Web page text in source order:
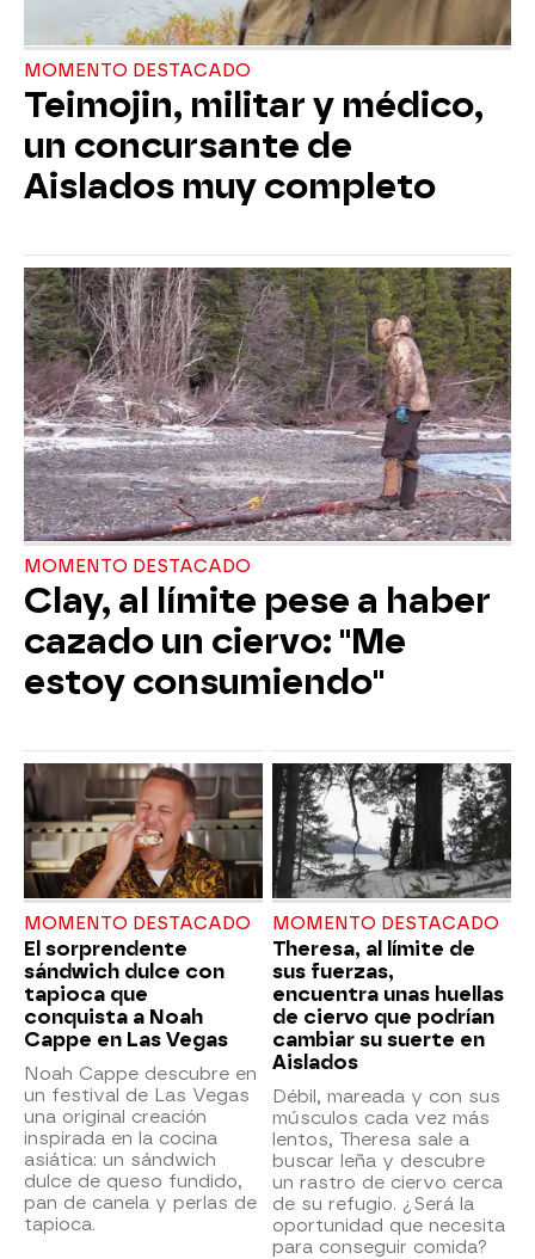
MOMENTO DESTACADO
Teimojin, militar y médico,
un concursante de
Aislados muy completo
MOMENTO DESTACADO
Clay, al límite pese a haber
cazado un ciervo: "Me
estoy consumiendo"
MOMENTO DESTACADO
El sorprendente
sándwich dulce con
tapioca que
conquista a Noah
Cappe en Las Vegas
Noah Cappe descubre en
un festival de Las Vegas
una original creación
inspirada en la cocina
asiática: un sándwich
dulce de queso fundido,
pan de canela y perlas de
tapioca.
MOMENTO DESTACADO
Theresa, al límite de
sus fuerzas,
encuentra unas huellas
de ciervo que podrían
cambiar su suerte en
Aislados
Débil, mareada y con sus
músculos cada vez más
lentos, Theresa sale a
buscar leña y descubre
un rastro de ciervo cerca
de su refugio. ¿Será la
oportunidad que necesita
para conseguir comida?